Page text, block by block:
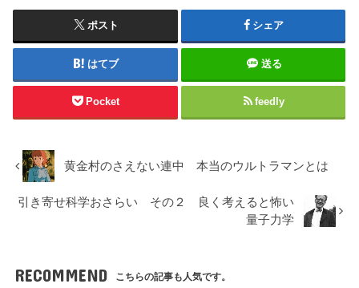
ポスト シェア
はてブ 送る
Pocket feedly
黄金村のさえない連中 本当のウルトラマンとは
引き寄せ科学おさらい その２ 良く考えると怖い
量子力学
RECOMMEND こちらの記事も人気です。